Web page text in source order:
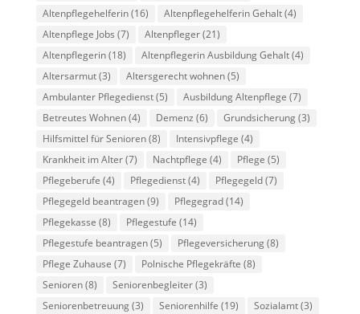
Altenpflegehelferin(16) Altenpflegehelferin Gehalt(4)
Altenpflege Jobs (7) Altenpfleger(21)
Altenpflegerin(18) Altenpflegerin Ausbildung Gehalt(4)
Altersarmut(3) Altersgerecht wohnen(5)
Ambulanter Pflegedienst(5) Ausbildung Altenpflege (7)
Betreutes Wohnen(4) Demenz (6) Grundsicherung(3)
Hilfsmittel für Senioren(8) Intensivpflege (4)
Krankheit im Alter(7) Nachtpflege (4) Pflege (5)
Pflegeberufe (4) Pflegedienst(4) Pflegegeld(7)
Pflegegeld beantragen(9) Pflegegrad(14)
Pflegekasse (8) Pflegestufe (14)
Pflegestufe beantragen(5) Pflegeversicherung(8)
Pflege Zuhause (7) Polnische Pflegekräfte (8)
Senioren(8) Seniorenbegleiter(3)
Seniorenbetreuung(3) Seniorenhilfe (19) Sozialamt(3)